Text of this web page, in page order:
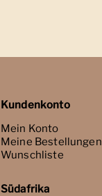
Kundenkonto
Mein Konto
Meine Bestellungen
Wunschliste
Südafrika